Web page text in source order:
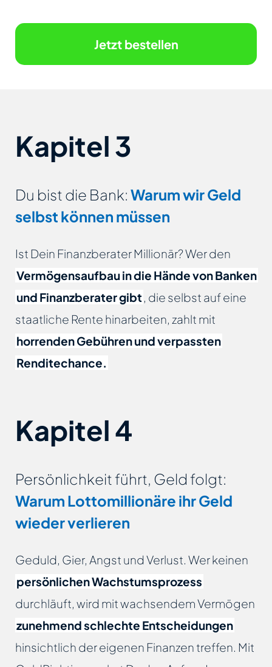
Jetzt bestellen
Kapitel 3
Du bist die Bank: Warum wir Geld
selbst können müssen
Ist Dein Finanzberater Millionär? Wer den
Vermögensaufbau in die Hände von Banken
und Finanzberater gibt, die selbst auf eine
staatliche Rente hinarbeiten, zahlt mit
horrenden Gebühren und verpassten
Renditechance.
Kapitel 4
Persönlichkeit führt, Geld folgt:
Warum Lottomillionäre ihr Geld
wieder verlieren
Geduld, Gier, Angst und Verlust. Wer keinen
persönlichen Wachstumsprozess
durchläuft, wird mit wachsendem Vermögen
zunehmend schlechte Entscheidungen
hinsichtlich der eigenen Finanzen treffen. Mit